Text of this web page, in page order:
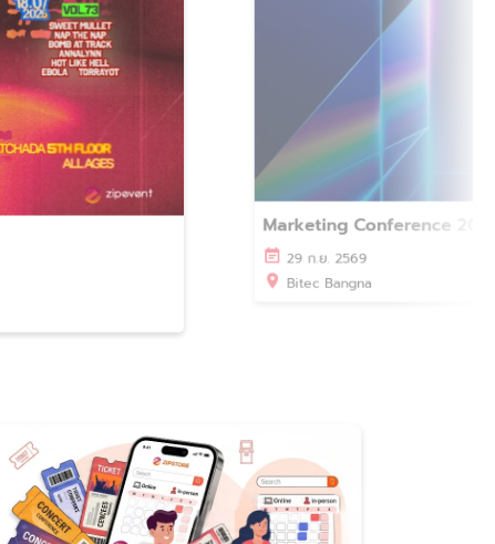
ซื้อตั๋ว
gamescom asia x
30 ต.ค. - 1 พ.ย. 2569
Exhibition Hall 1-4 ,